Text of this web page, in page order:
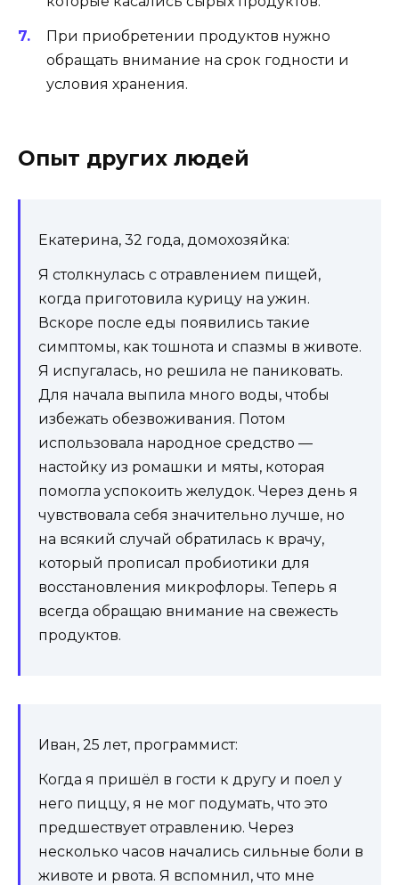
При приобретении продуктов нужно
обращать внимание на срок годности и
условия хранения.
Опыт других людей
Екатерина, 32 года, домохозяйка:
Я столкнулась с отравлением пищей,
когда приготовила курицу на ужин.
Вскоре после еды появились такие
симптомы, как тошнота и спазмы в животе.
Я испугалась, но решила не паниковать.
Для начала выпила много воды, чтобы
избежать обезвоживания. Потом
использовала народное средство —
настойку из ромашки и мяты, которая
помогла успокоить желудок. Через день я
чувствовала себя значительно лучше, но
на всякий случай обратилась к врачу,
который прописал пробиотики для
восстановления микрофлоры. Теперь я
всегда обращаю внимание на свежесть
продуктов.
Иван, 25 лет, программист:
Когда я пришёл в гости к другу и поел у
него пиццу, я не мог подумать, что это
предшествует отравлению. Через
несколько часов начались сильные боли в
животе и рвота. Я вспомнил, что мне